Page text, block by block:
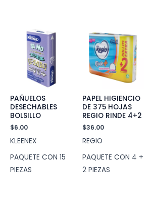
PAÑUELOS
DESECHABLES
BOLSILLO
$6.00
KLEENEX
PAQUETE CON 15
PIEZAS
PAPEL HIGIENCIO
DE 375 HOJAS
REGIO RINDE 4+2
$36.00
REGIO
PAQUETE CON 4 +
2 PIEZAS